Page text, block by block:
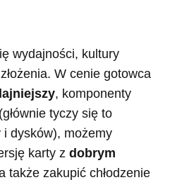
wydajności, kultury
W cenie gotowca
, komponenty
(głównie tyczy się to
i dysków), możemy
karty z dobrym
także zakupić chłodzenie